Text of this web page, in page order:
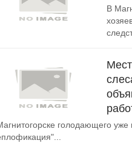
В
голодающего